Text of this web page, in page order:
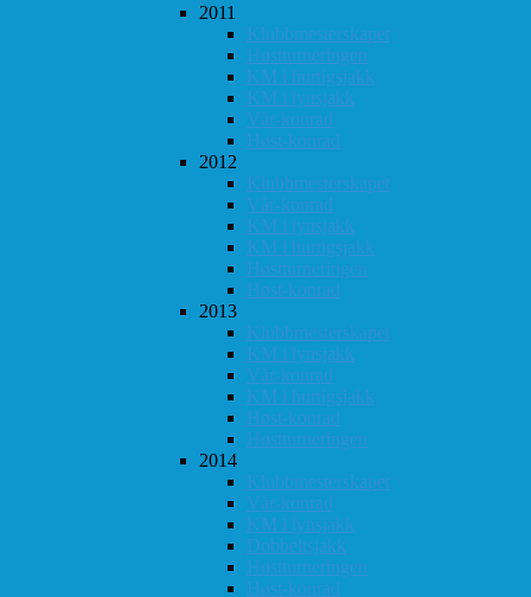
2011
Klubbmesterskapet
Høstturneringen
KM i hurtigsjakk
KM i lynsjakk
Vår-konrad
Høst-konrad
2012
Klubbmesterskapet
Vår-konrad
KM i lynsjakk
KM i hurtigsjakk
Høstturneringen
Høst-konrad
2013
Klubbmesterskapet
KM i lynsjakk
Vår-konrad
KM i hurtigsjakk
Høst-konrad
Høstturneringen
2014
Klubbmesterskapet
Vår-konrad
KM i lynsjakk
Dobbeltsjakk
Høstturneringen
Høst-konrad